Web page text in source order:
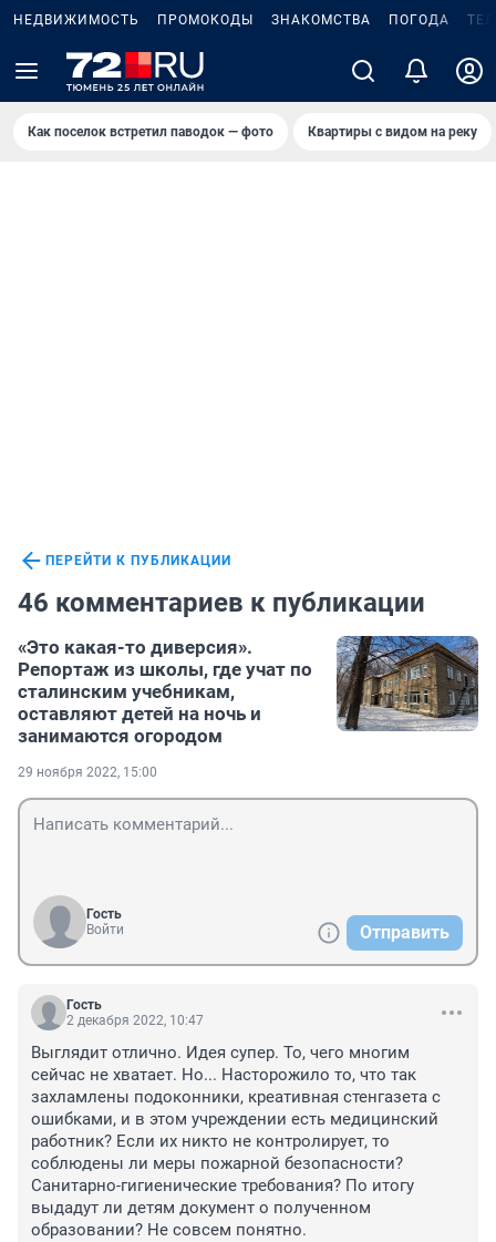
НЕДВИЖИМОСТЬ ПРОМОКОДЫ ЗНАКОМСТВА ПОГОДА
Как поселок встретил паводок — фото Квартиры с видом на реку
ПЕРЕЙТИ К ПУБЛИКАЦИИ
46 комментариев к публикации
«Это какая-то диверсия».
Репортаж из школы, где учат по
сталинским учебникам,
оставляют детей на ночь и
занимаются огородом
29 ноября 2022, 15:00
Гость
Войти
Отправить
Гость
2 декабря 2022, 10:47
Выглядит отлично. Идея супер. То, чего многим
сейчас не хватает. Но... Насторожило то, что так
захламлены подоконники, креативная стенгазета с
ошибками, и в этом учреждении есть медицинский
работник? Если их никто не контролирует, то
соблюдены ли меры пожарной безопасности?
Санитарно-гигиенические требования? По итогу
выдадут ли детям документ о полученном
образовании? Не совсем понятно.